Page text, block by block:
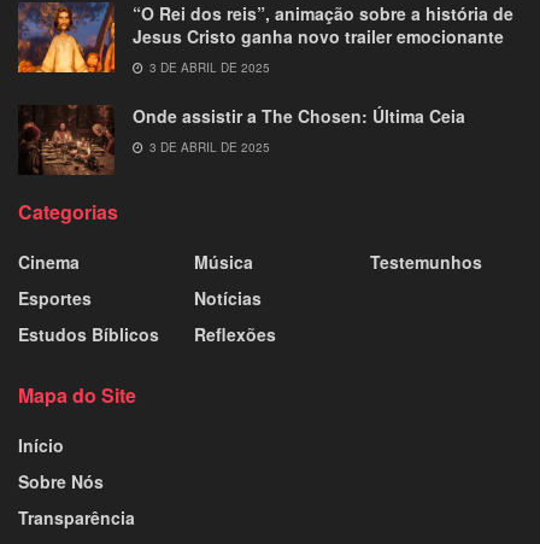
“O Rei dos reis”, animação sobre a história de
Jesus Cristo ganha novo trailer emocionante
3 DE ABRIL DE 2025
Onde assistir a The Chosen: Última Ceia
3 DE ABRIL DE 2025
Categorias
Cinema
Esportes
Estudos Bíblicos
Música
Notícias
Reflexões
Testemunhos
Mapa do Site
Início
Sobre Nós
Transparência